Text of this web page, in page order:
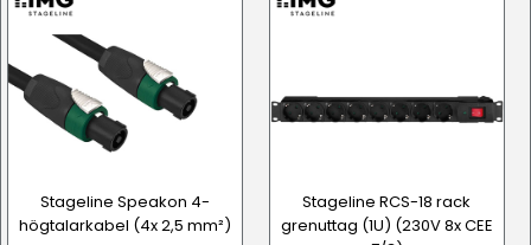
Stageline Speakon 4-
högtalarkabel (4x 2,5 mm²)
Stageline RCS-18 rack
grenuttag (1U) (230V 8x CEE